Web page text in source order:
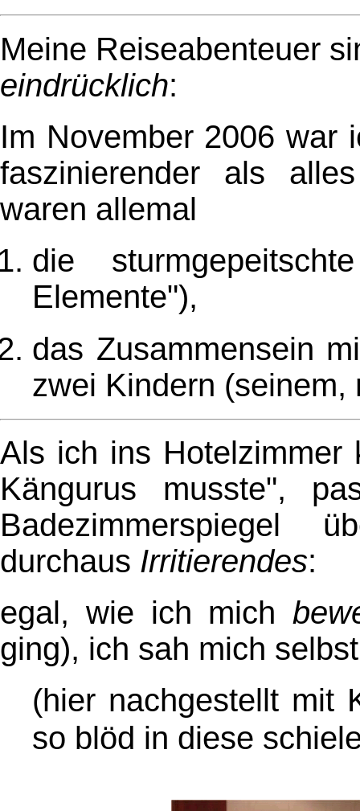
Meine Reiseabenteuer
eindrücklich:
Im November 2006
faszinierender als
waren allemal
die
Elemente"),
das Zusammensein
zwei Kindern (seinem,
Als ich ins Hotelzimmer
Kängurus musste",
Badezimmerspiegel
durchaus Irritierendes:
egal, wie ich mich
ging), ich sah mich
(hier nachgestellt mit
so blöd in diese